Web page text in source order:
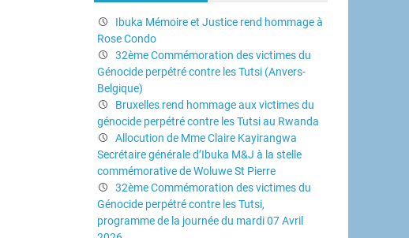
Ibuka Mémoire et Justice rend hommage à
Rose Condo
32ème Commémoration des victimes du
Génocide perpétré contre les Tutsi (Anvers-
Belgique)
Bruxelles rend hommage aux victimes du
génocide perpétré contre les Tutsi au Rwanda
Allocution de Mme Claire Kayirangwa
Secrétaire générale d’Ibuka M&J à la stelle
commémorative de Woluwe St Pierre
32ème Commémoration des victimes du
Génocide perpétré contre les Tutsi,
programme de la journée du mardi 07 Avril